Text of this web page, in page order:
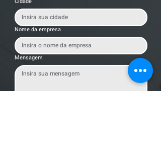
Nome da empresa
Mensagem